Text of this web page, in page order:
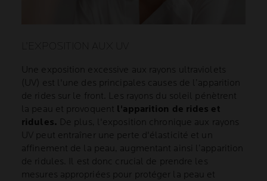
Une exposition excessive aux rayons ultraviolets
(UV) est l'une des principales causes de l’apparition
de rides sur le front. Les rayons du soleil pénètrent
la peau et provoquent l'apparition de rides et
ridules. De plus, l'exposition chronique aux rayons
UV peut entraîner une perte d'élasticité et un
affinement de la peau, augmentant ainsi l’apparition
de ridules. Il est donc crucial de prendre les
mesures appropriées pour protéger la peau et